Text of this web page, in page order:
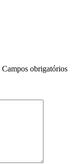
Campos obrigatórios